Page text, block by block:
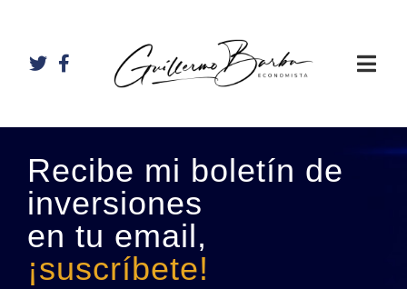
Recibe mi boletín de
inversiones
en tu email,
¡suscríbete!